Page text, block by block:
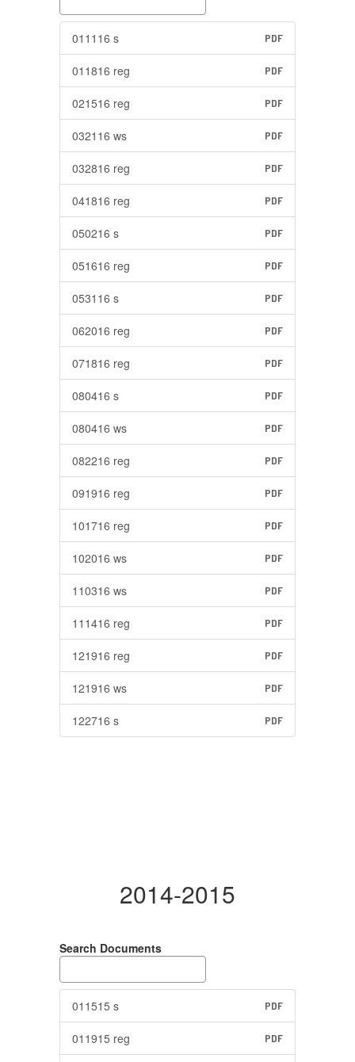
011116 s PDF
011816 reg PDF
021516 reg PDF
032116 ws PDF
032816 reg PDF
041816 reg PDF
050216 s PDF
051616 reg PDF
053116 s PDF
062016 reg PDF
071816 reg PDF
080416 s PDF
080416 ws PDF
082216 reg PDF
091916 reg PDF
101716 reg PDF
102016 ws PDF
110316 ws PDF
111416 reg PDF
121916 reg PDF
121916 ws PDF
122716 s PDF
2014-2015
Search Documents
011515 s PDF
011915 reg PDF